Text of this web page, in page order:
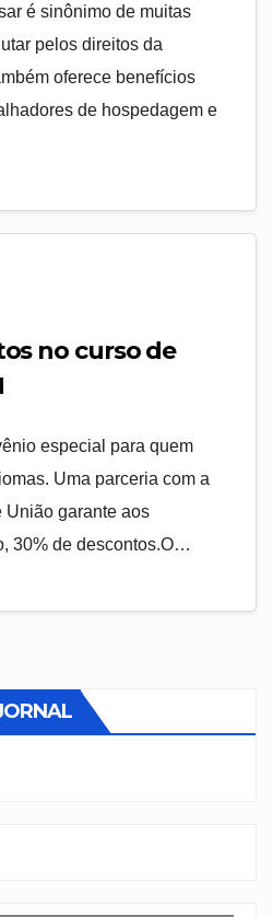
é sinônimo de muitas
pelos direitos da
oferece benefícios
de hospedagem e
no curso de
especial para quem
Uma parceria com a
União garante aos
30% de descontos.O…